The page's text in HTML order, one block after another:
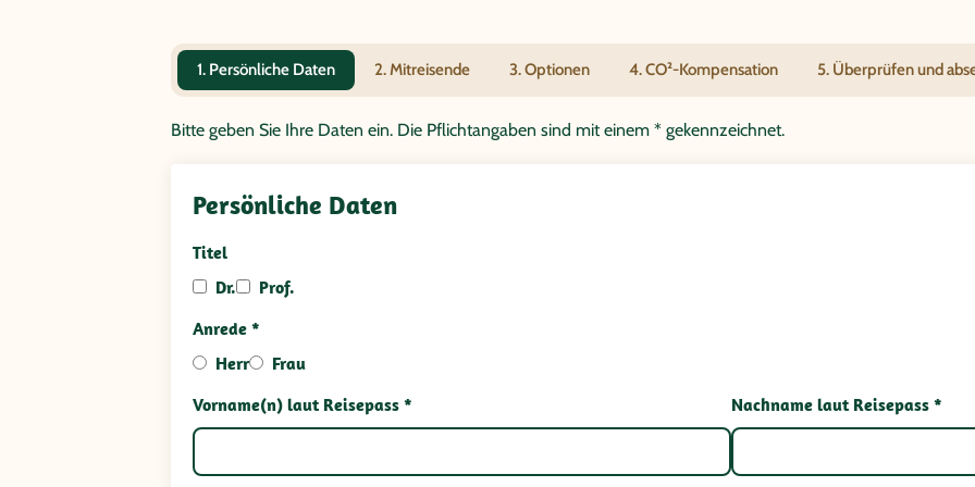
1. Persönliche Daten 2. Mitreisende 3. Optionen 4. CO²-Kompensation 5. Überprüfen und
Bitte geben Sie Ihre Daten ein. Die Pflichtangaben sind mit einem * gekennzeichnet.
Persönliche Daten
Titel
Dr.
Prof.
Anrede *
Herr
Frau
Vorname(n) laut Reisepass *
Nachname laut Reisepass *